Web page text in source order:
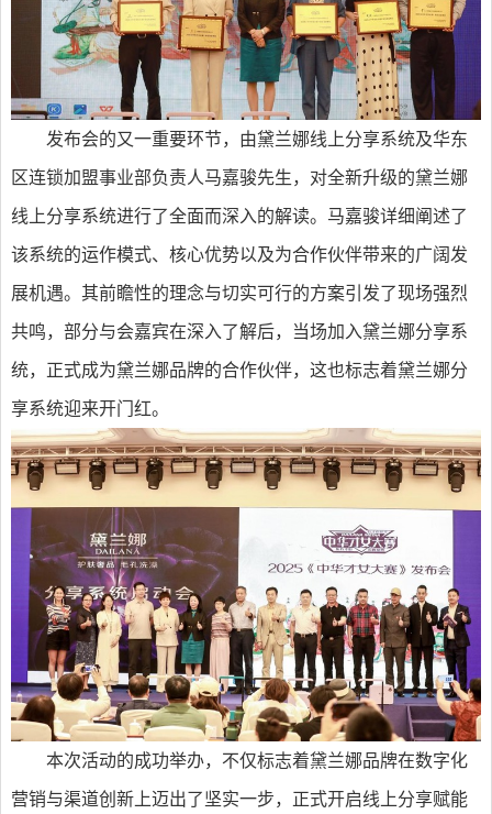
发布会的又一重要环节，由黛兰娜线上分享系统及华东
区连锁加盟事业部负责人马嘉骏先生，对全新升级的黛兰娜
线上分享系统进行了全面而深入的解读。马嘉骏详细阐述了
该系统的运作模式、核心优势以及为合作伙伴带来的广阔发
展机遇。其前瞻性的理念与切实可行的方案引发了现场强烈
共鸣，部分与会嘉宾在深入了解后，当场加入黛兰娜分享系
统，正式成为黛兰娜品牌的合作伙伴，这也标志着黛兰娜分
享系统迎来开门红。
本次活动的成功举办，不仅标志着黛兰娜品牌在数字化
营销与渠道创新上迈出了坚实一步，正式开启线上分享赋能